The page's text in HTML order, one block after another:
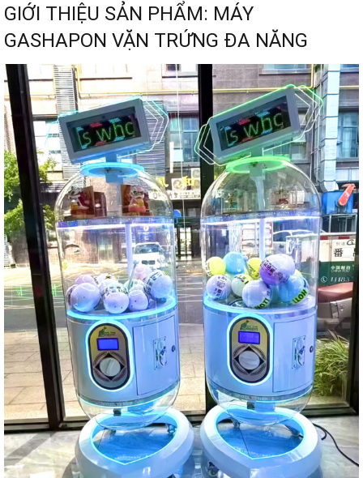
GIỚI THIỆU SẢN PHẨM: MÁY
GASHAPON VẶN TRỨNG ĐA NĂNG